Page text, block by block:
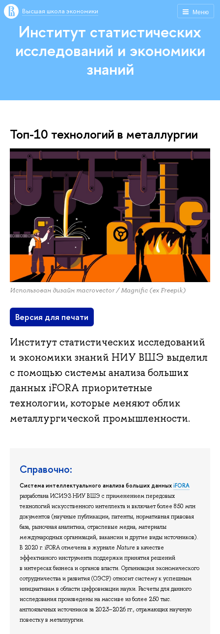
Меню
Высшая школа экономики
Институт статистических
исследований и экономики
знаний
Топ-10 технологий в металлургии
Использован дизайн macrovector / Magnific (ex Freepik)
Версия для печати
Институт статистических исследований
и экономики знаний НИУ ВШЭ выделил
с помощью системы анализа больших
данных iFORA приоритетные
технологии, которые меняют облик
металлургической промышленности.
Справочно:
Система интеллектуального анализа больших данныхiFORA
разработана ИСИЭЗ НИУ ВШЭ с применением передовых
технологий искусственного интеллекта и включает более 850 млн
документов (научные публикации, патенты, нормативная правовая
база, рыночная аналитика, отраслевые медиа, материалы
международных организаций, вакансии и другие виды источников).
В 2020 г. iFORA отмечена в журнале Natureв качестве
эффективного инструмента поддержки принятия решений
в интересах бизнеса и органов власти. Организация экономического
сотрудничества и развития (ОЭСР) относит систему к успешным
инициативам в области цифровизации науки. Расчеты для данного
исследования произведены на массиве из более 250 тыс.
англоязычных источников за 2023–2026 гг., отражающих научную
повестку в металлургии.